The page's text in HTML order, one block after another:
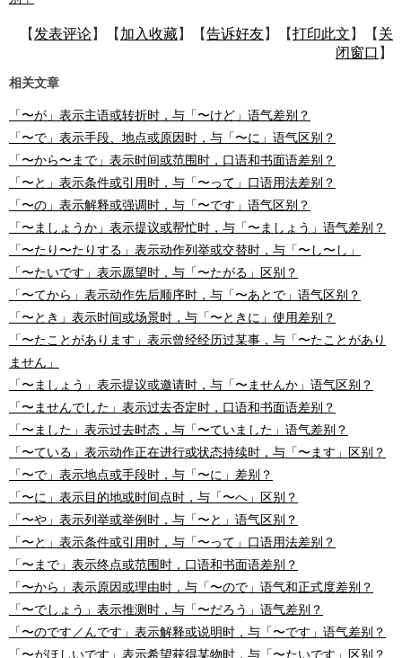
【 发表评论】【 加入收藏】【告诉好友】【打印此文 】【 关
闭窗口 】
相关文章
「〜が」表示主语或转折时，与「〜けど」语气差别？
「〜で」表示手段、地点或原因时，与「〜に」语气区别？
「〜から〜まで」表示时间或范围时，口语和书面语差别？
「〜と」表示条件或引用时，与「〜って」口语用法差别？
「〜の」表示解释或强调时，与「〜です」语气区别？
「〜ましょうか」表示提议或帮忙时，与「〜ましょう」语气差别？
「〜たり〜たりする」表示动作列举或交替时，与「〜し〜し」
「〜たいです」表示愿望时，与「〜たがる」区别？
「〜てから」表示动作先后顺序时，与「〜あとで」语气区别？
「〜とき」表示时间或场景时，与「〜ときに」使用差别？
「〜たことがあります」表示曾经经历过某事，与「〜たことがあり
ません」
「〜ましょう」表示提议或邀请时，与「〜ませんか」语气区别？
「〜ませんでした」表示过去否定时，口语和书面语差别？
「〜ました」表示过去时态，与「〜ていました」语气差别？
「〜ている」表示动作正在进行或状态持续时，与「〜ます」区别？
「〜で」表示地点或手段时，与「〜に」差别？
「〜に」表示目的地或时间点时，与「〜へ」区别？
「〜や」表示列举或举例时，与「〜と」语气区别？
「〜と」表示条件或引用时，与「〜って」口语用法差别？
「〜まで」表示终点或范围时，口语和书面语差别？
「〜から」表示原因或理由时，与「〜ので」语气和正式度差别？
「〜でしょう」表示推测时，与「〜だろう」语气差别？
「〜のです／んです」表示解释或说明时，与「〜です」语气差别？
「〜がほしいです」表示希望获得某物时，与「〜たいです」区别？